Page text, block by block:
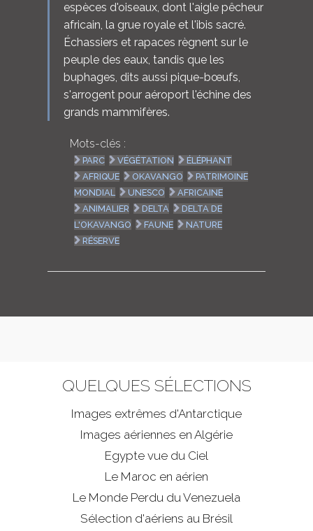
espèces d'oiseaux, dont l'aigle pêcheur
africain, la grue royale et l'ibis sacré.
Échassiers et rapaces règnent sur le
peuple des eaux, tandis que les
buphages, dits aussi pique-bœufs,
s'arrogent pour aéroport l'échine des
grands mammifères.
Mots-clés :
PARC VÉGÉTATION
ÉLÉPHANT
AFRIQUE
OKAVANGO
PATRIMOINE
MONDIAL
UNESCO
AFRICAINE
ANIMALIER
DELTA
DELTA DE
L'OKAVANGO
FAUNE
NATURE
RÉSERVE
QUELQUES SÉLECTIONS
Images extrêmes d'Antarctique
Images aériennes en Algérie
Egypte vue du Ciel
Le Maroc en aérien
Le Monde Perdu du Venezuela
Sélection d'aériens au Brésil